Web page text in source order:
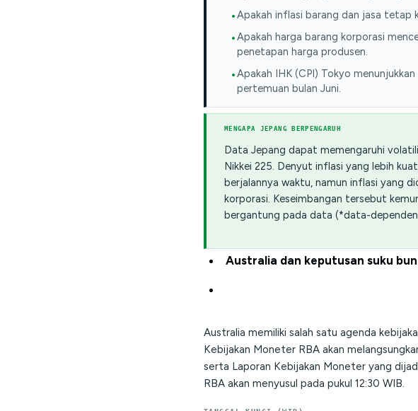
Apakah inflasi barang dan jasa tetap
Apakah harga barang korporasi
penetapan harga produsen.
Apakah IHK (CPI) Tokyo
pertemuan bulan Juni.
MENGAPA JEPANG BERPENGARUH
Data Jepang dapat memengaruhi
Nikkei 225. Denyut inflasi yang lebih
berjalannya waktu, namun inflasi yang
korporasi. Keseimbangan tersebut
bergantung pada data (*data-
Australia dan keputusan suku
Australia memiliki salah satu agenda
Kebijakan Moneter RBA akan
serta Laporan Kebijakan Moneter yang
RBA akan menyusul pada pukul 12:30 WIB.